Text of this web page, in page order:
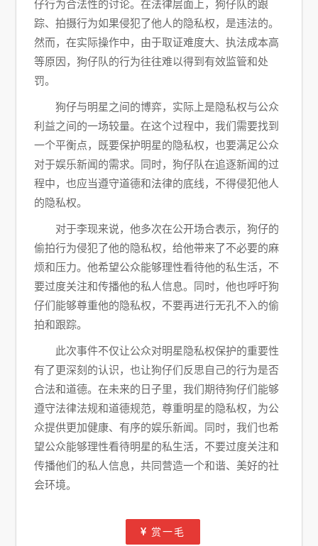
仔行为合法性的讨论。在法律层面上，狗仔队的跟
踪、拍摄行为如果侵犯了他人的隐私权，是违法的。
然而，在实际操作中，由于取证难度大、执法成本高
等原因，狗仔队的行为往往难以得到有效监管和处
罚。
狗仔与明星之间的博弈，实际上是隐私权与公众
利益之间的一场较量。在这个过程中，我们需要找到
一个平衡点，既要保护明星的隐私权，也要满足公众
对于娱乐新闻的需求。同时，狗仔队在追逐新闻的过
程中，也应当遵守道德和法律的底线，不得侵犯他人
的隐私权。
对于李现来说，他多次在公开场合表示，狗仔的
偷拍行为侵犯了他的隐私权，给他带来了不必要的麻
烦和压力。他希望公众能够理性看待他的私生活，不
要过度关注和传播他的私人信息。同时，他也呼吁狗
仔们能够尊重他的隐私权，不要再进行无孔不入的偷
拍和跟踪。
此次事件不仅让公众对明星隐私权保护的重要性
有了更深刻的认识，也让狗仔们反思自己的行为是否
合法和道德。在未来的日子里，我们期待狗仔们能够
遵守法律法规和道德规范，尊重明星的隐私权，为公
众提供更加健康、有序的娱乐新闻。同时，我们也希
望公众能够理性看待明星的私生活，不要过度关注和
传播他们的私人信息，共同营造一个和谐、美好的社
会环境。
赏一毛